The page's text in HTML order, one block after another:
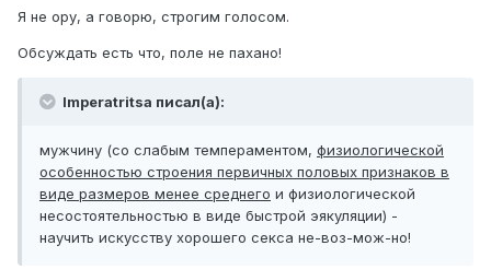
Я не ору, а говорю, строгим голосом.
Обсуждать есть что, поле не пахано!
Imperatritsa писал(а):
мужчину (со слабым темпераментом, физиологической
особенностью строения первичных половых признаков в
виде размеров менее среднего и физиологической
несостоятельностью в виде быстрой эякуляции) -
научить искусству хорошего секса не-воз-мож-но!